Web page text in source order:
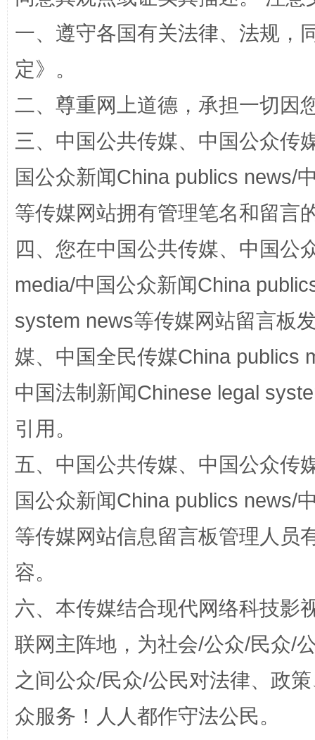
“蜀中异人”王建安的艺术幻境
千年窑火 生生不息
一、遵守各国有关法律、法规，
定》。
二、尊重网上道德，承担一切因
三、中国公共传媒、中国公众传
国公众新闻China publics news/
等传媒网站拥有管理笔名和留言
四、您在中国公共传媒、中国公
media/中国公众新闻China
system news等传媒网站留言板
媒、中国全民传媒China publics
中国法制新闻Chinese legal
引用。
五、中国公共传媒、中国公众传
国公众新闻China publics news/
等传媒网站信息留言板管理人员
容。
六、本传媒结合现代网络科技影
联网主阵地，为社会/公众/民众/
之间公众/民众/公民对法律、政
众服务！人人都作守法公民。